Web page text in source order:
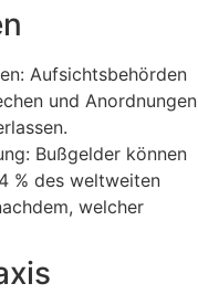
Aufsichtsbehörden
und Anordnungen
Bußgelder können
% des weltweiten
welcher